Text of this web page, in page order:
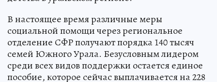
В настоящее время различные меры
социальной помощи через региональное
отделение СФР получают порядка 140 тысяч
семей Южного Урала. Безусловным лидером
среди всех видов поддержки остается единое
пособие, которое сейчас выплачивается на 228